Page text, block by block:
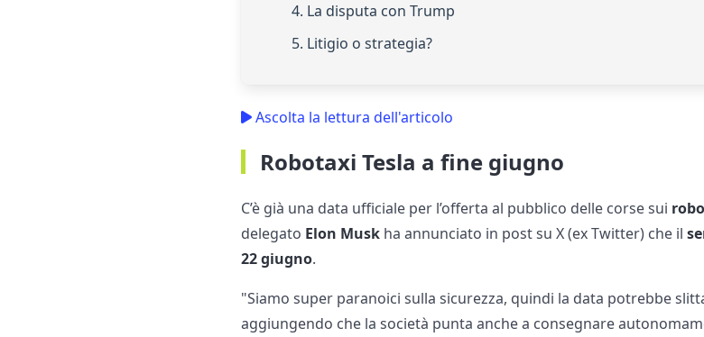
4. La disputa con Trump
5. Litigio o strategia?
Ascolta la lettura dell'articolo
Robotaxi Tesla a fine giugno
C’è già una data ufficiale per l’offerta al pubblico delle corse sui
delegato Elon Musk ha annunciato in post su X (ex Twitter) che il
22 giugno.
"Siamo super paranoici sulla sicurezza, quindi la data potrebbe
aggiungendo che la società punta anche a consegnare